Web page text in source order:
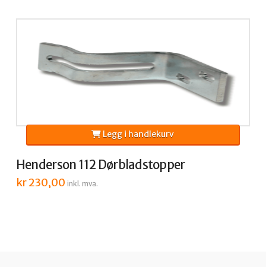
Henderson 112 Dørbladstopper
kr230,00 inkl. mva.
Legg i handlekurv